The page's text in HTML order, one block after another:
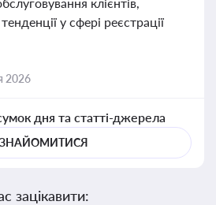
у сфері реєстрації
2026
дня та статті-джерела
зацікавити: